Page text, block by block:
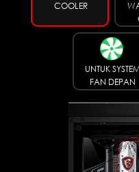
COOLER
UNTUK
FAN DEPAN